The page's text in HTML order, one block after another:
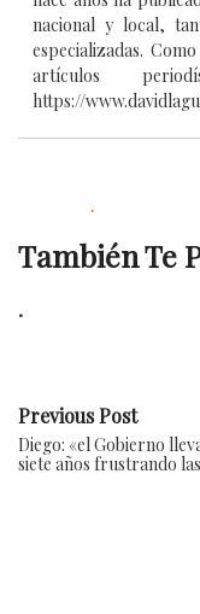
nacional y local,
especializadas.
artículos
https://
.
También Te
.
Previous Post
Diego: «el Gobierno
siete años frustrando